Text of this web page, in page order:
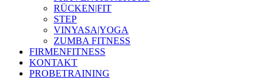
RÜCKEN|FIT
STEP
VINYASA|YOGA
ZUMBA FITNESS
FIRMENFITNESS
KONTAKT
PROBETRAINING